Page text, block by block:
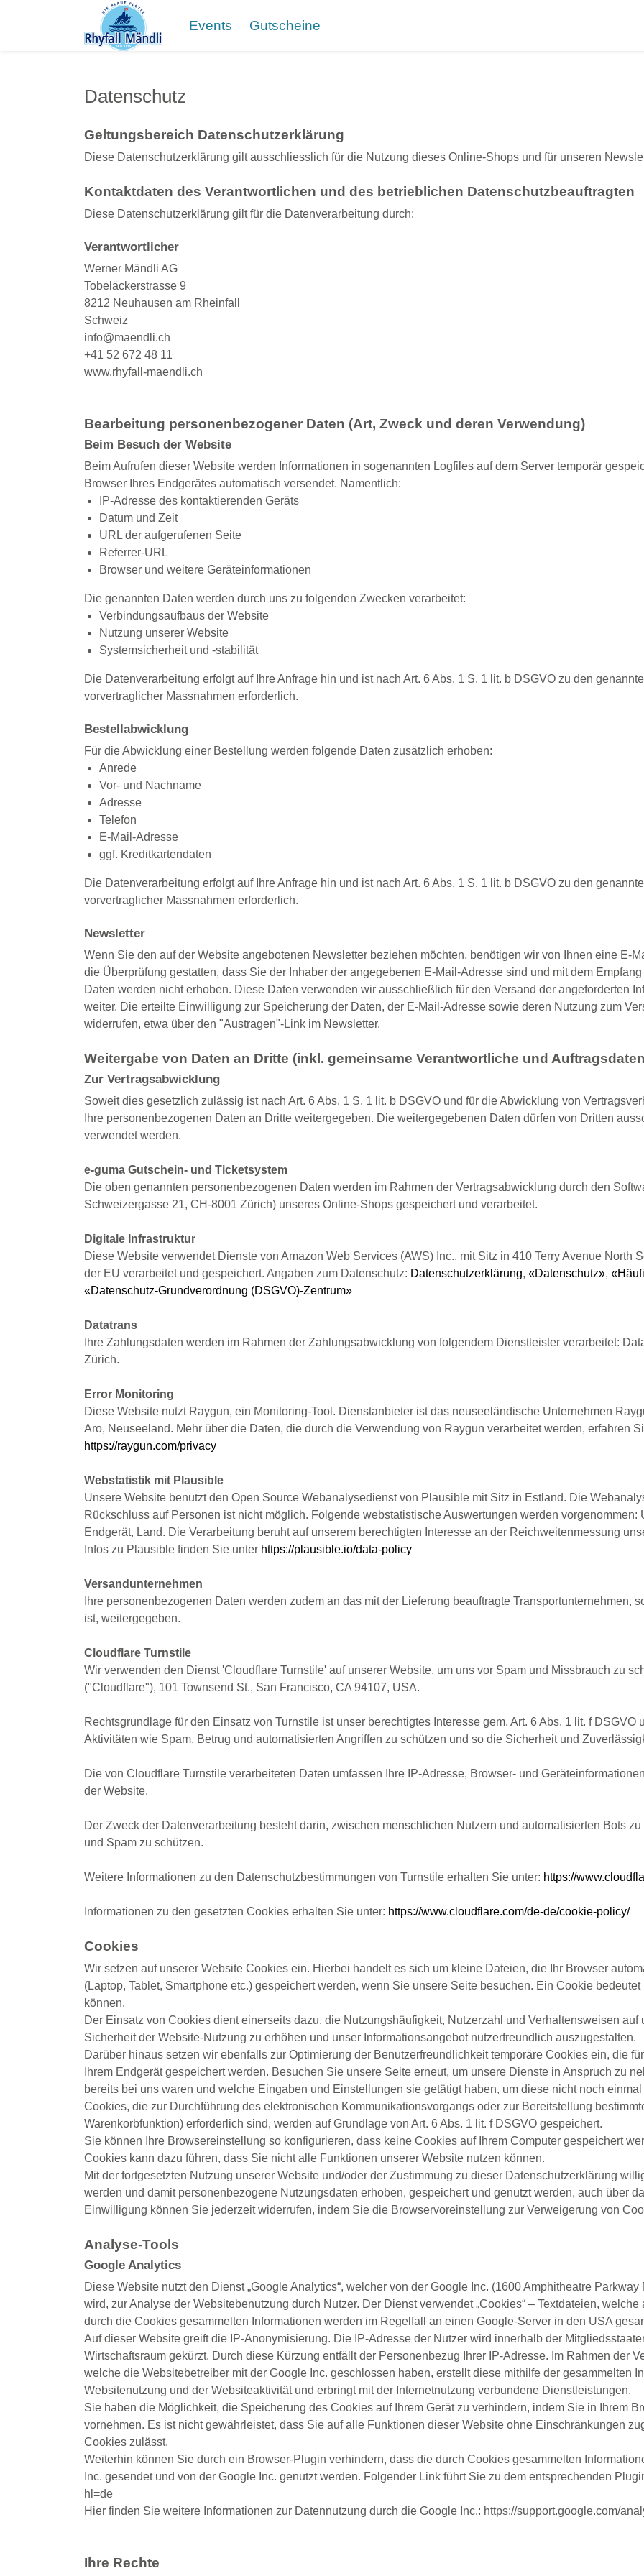
Events Gutscheine
Datenschutz
Geltungsbereich Datenschutzerklärung
Diese Datenschutzerklärung gilt ausschliesslich für die Nutzung dieses Online-Shops und für unseren
Kontaktdaten des Verantwortlichen und des betrieblichen Datenschutzbeauftragten
Diese Datenschutzerklärung gilt für die Datenverarbeitung durch:
Verantwortlicher
Werner Mändli AG
Tobeläckerstrasse 9
8212 Neuhausen am Rheinfall
Schweiz
info@maendli.ch
+41 52 672 48 11
www.rhyfall-maendli.ch
Bearbeitung personenbezogener Daten (Art, Zweck und deren Verwendung)
Beim Besuch der Website
Beim Aufrufen dieser Website werden Informationen in sogenannten Logfiles auf dem Server temporär
Browser Ihres Endgerätes automatisch versendet. Namentlich:
IP-Adresse des kontaktierenden Geräts
Datum und Zeit
URL der aufgerufenen Seite
Referrer-URL
Browser und weitere Geräteinformationen
Die genannten Daten werden durch uns zu folgenden Zwecken verarbeitet:
Verbindungsaufbaus der Website
Nutzung unserer Website
Systemsicherheit und -stabilität
Die Datenverarbeitung erfolgt auf Ihre Anfrage hin und ist nach Art. 6 Abs. 1 S. 1 lit. b DSGVO zu den
vorvertraglicher Massnahmen erforderlich.
Bestellabwicklung
Für die Abwicklung einer Bestellung werden folgende Daten zusätzlich erhoben:
Anrede
Vor- und Nachname
Adresse
Telefon
E-Mail-Adresse
ggf. Kreditkartendaten
Die Datenverarbeitung erfolgt auf Ihre Anfrage hin und ist nach Art. 6 Abs. 1 S. 1 lit. b DSGVO zu den
vorvertraglicher Massnahmen erforderlich.
Newsletter
Wenn Sie den auf der Website angebotenen Newsletter beziehen möchten, benötigen wir von Ihnen eine E-
die Überprüfung gestatten, dass Sie der Inhaber der angegebenen E-Mail-Adresse sind und mit dem
Daten werden nicht erhoben. Diese Daten verwenden wir ausschließlich für den Versand der angeforderten
weiter. Die erteilte Einwilligung zur Speicherung der Daten, der E-Mail-Adresse sowie deren Nutzung zum
widerrufen, etwa über den "Austragen"-Link im Newsletter.
Weitergabe von Daten an Dritte (inkl. gemeinsame Verantwortliche und
Zur Vertragsabwicklung
Soweit dies gesetzlich zulässig ist nach Art. 6 Abs. 1 S. 1 lit. b DSGVO und für die Abwicklung von
Ihre personenbezogenen Daten an Dritte weitergegeben. Die weitergegebenen Daten dürfen von Dritten
verwendet werden.
e-guma Gutschein- und Ticketsystem
Die oben genannten personenbezogenen Daten werden im Rahmen der Vertragsabwicklung durch den
Schweizergasse 21, CH-8001 Zürich) unseres Online-Shops gespeichert und verarbeitet.
Digitale Infrastruktur
Diese Website verwendet Dienste von Amazon Web Services (AWS) Inc., mit Sitz in 410 Terry Avenue North
der EU verarbeitet und gespeichert. Angaben zum Datenschutz: Datenschutzerklärung, «Datenschutz»,
«Datenschutz-Grundverordnung (DSGVO)-Zentrum»
Datatrans
Ihre Zahlungsdaten werden im Rahmen der Zahlungsabwicklung von folgendem Dienstleister verarbeitet:
Zürich.
Error Monitoring
Diese Website nutzt Raygun, ein Monitoring-Tool. Dienstanbieter ist das neuseeländische Unternehmen
Aro, Neuseeland. Mehr über die Daten, die durch die Verwendung von Raygun verarbeitet werden, erfahren
https://raygun.com/privacy
Webstatistik mit Plausible
Unsere Website benutzt den Open Source Webanalysedienst von Plausible mit Sitz in Estland. Die
Rückschluss auf Personen ist nicht möglich. Folgende webstatistische Auswertungen werden vorgenommen:
Endgerät, Land. Die Verarbeitung beruht auf unserem berechtigten Interesse an der Reichweitenmessung
Infos zu Plausible finden Sie unter https://plausible.io/data-policy
Versandunternehmen
Ihre personenbezogenen Daten werden zudem an das mit der Lieferung beauftragte Transportunternehmen,
ist, weitergegeben.
Cloudflare Turnstile
Wir verwenden den Dienst 'Cloudflare Turnstile' auf unserer Website, um uns vor Spam und Missbrauch zu
("Cloudflare"), 101 Townsend St., San Francisco, CA 94107, USA.
Rechtsgrundlage für den Einsatz von Turnstile ist unser berechtigtes Interesse gem. Art. 6 Abs. 1 lit. f
Aktivitäten wie Spam, Betrug und automatisierten Angriffen zu schützen und so die Sicherheit und
Die von Cloudflare Turnstile verarbeiteten Daten umfassen Ihre IP-Adresse, Browser- und
der Website.
Der Zweck der Datenverarbeitung besteht darin, zwischen menschlichen Nutzern und automatisierten Bots
und Spam zu schützen.
Weitere Informationen zu den Datenschutzbestimmungen von Turnstile erhalten Sie unter: https://
Informationen zu den gesetzten Cookies erhalten Sie unter: https://www.cloudflare.com/de-de/cookie-policy/
Cookies
Wir setzen auf unserer Website Cookies ein. Hierbei handelt es sich um kleine Dateien, die Ihr Browser
(Laptop, Tablet, Smartphone etc.) gespeichert werden, wenn Sie unsere Seite besuchen. Ein Cookie
können.
Der Einsatz von Cookies dient einerseits dazu, die Nutzungshäufigkeit, Nutzerzahl und Verhaltensweisen
Sicherheit der Website-Nutzung zu erhöhen und unser Informationsangebot nutzerfreundlich auszugestalten.
Darüber hinaus setzen wir ebenfalls zur Optimierung der Benutzerfreundlichkeit temporäre Cookies ein, die
Ihrem Endgerät gespeichert werden. Besuchen Sie unsere Seite erneut, um unsere Dienste in Anspruch zu
bereits bei uns waren und welche Eingaben und Einstellungen sie getätigt haben, um diese nicht noch
Cookies, die zur Durchführung des elektronischen Kommunikationsvorgangs oder zur Bereitstellung
Warenkorbfunktion) erforderlich sind, werden auf Grundlage von Art. 6 Abs. 1 lit. f DSGVO gespeichert.
Sie können Ihre Browsereinstellung so konfigurieren, dass keine Cookies auf Ihrem Computer gespeichert
Cookies kann dazu führen, dass Sie nicht alle Funktionen unserer Website nutzen können.
Mit der fortgesetzten Nutzung unserer Website und/oder der Zustimmung zu dieser Datenschutzerklärung
werden und damit personenbezogene Nutzungsdaten erhoben, gespeichert und genutzt werden, auch über
Einwilligung können Sie jederzeit widerrufen, indem Sie die Browservoreinstellung zur Verweigerung von
Analyse-Tools
Google Analytics
Diese Website nutzt den Dienst „Google Analytics“, welcher von der Google Inc. (1600 Amphitheatre
wird, zur Analyse der Websitebenutzung durch Nutzer. Der Dienst verwendet „Cookies“ – Textdateien,
durch die Cookies gesammelten Informationen werden im Regelfall an einen Google-Server in den USA
Auf dieser Website greift die IP-Anonymisierung. Die IP-Adresse der Nutzer wird innerhalb der
Wirtschaftsraum gekürzt. Durch diese Kürzung entfällt der Personenbezug Ihrer IP-Adresse. Im Rahmen der
welche die Websitebetreiber mit der Google Inc. geschlossen haben, erstellt diese mithilfe der gesammelten
Websitenutzung und der Websiteaktivität und erbringt mit der Internetnutzung verbundene Dienstleistungen.
Sie haben die Möglichkeit, die Speicherung des Cookies auf Ihrem Gerät zu verhindern, indem Sie in Ihrem
vornehmen. Es ist nicht gewährleistet, dass Sie auf alle Funktionen dieser Website ohne Einschränkungen
Cookies zulässt.
Weiterhin können Sie durch ein Browser-Plugin verhindern, dass die durch Cookies gesammelten
Inc. gesendet und von der Google Inc. genutzt werden. Folgender Link führt Sie zu dem entsprechenden
hl=de
Hier finden Sie weitere Informationen zur Datennutzung durch die Google Inc.: https://support.google.com/
Ihre Rechte